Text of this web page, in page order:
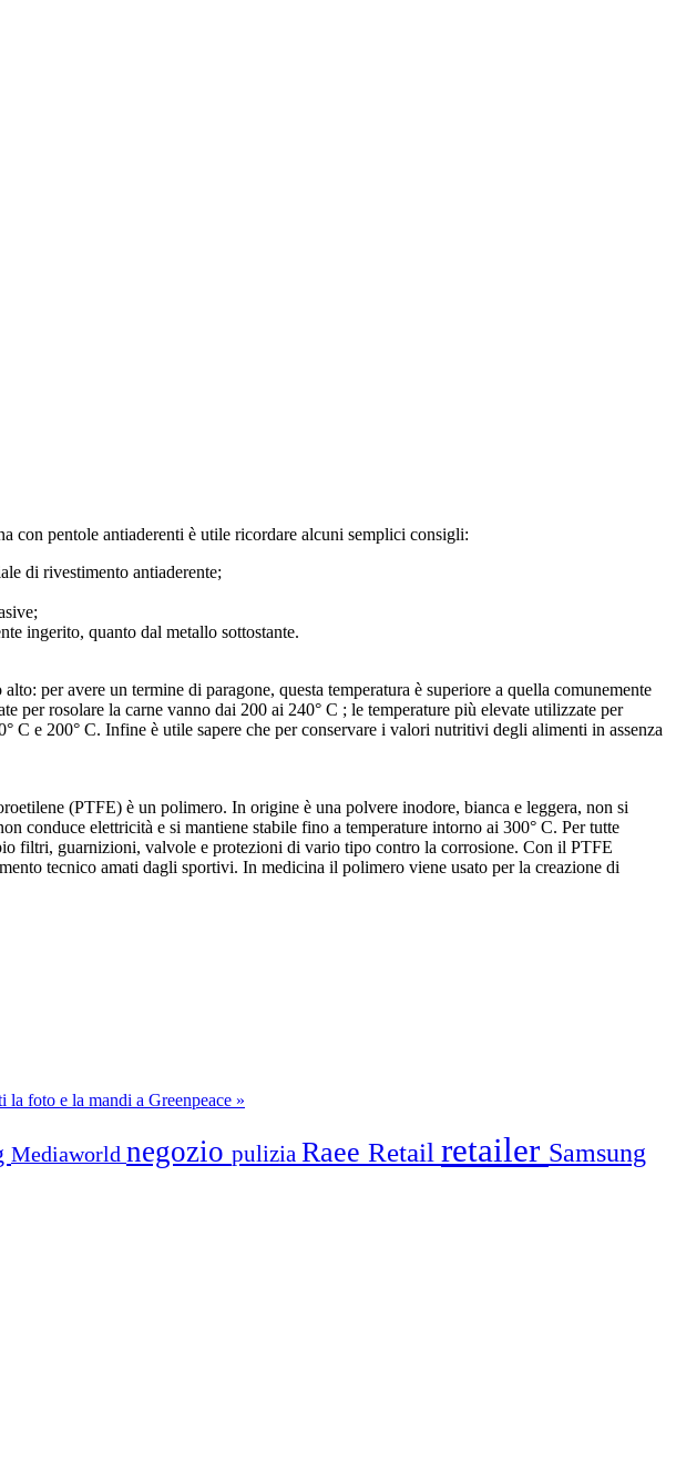
con pentole antiaderenti è utile ricordare alcuni semplici consigli:
di rivestimento antiaderente;
ingerito, quanto dal metallo sottostante.
per avere un termine di paragone, questa temperatura è superiore a quella comunemente
per rosolare la carne vanno dai 200 ai 240° C ; le temperature più elevate utilizzate per
e 200° C. Infine è utile sapere che per conservare i valori nutritivi degli alimenti in assenza
(PTFE) è un polimero. In origine è una polvere inodore, bianca e leggera, non si
conduce elettricità e si mantiene stabile fino a temperature intorno ai 300° C. Per tutte
filtri, guarnizioni, valvole e protezioni di vario tipo contro la corrosione. Con il PTFE
tecnico amati dagli sportivi. In medicina il polimero viene usato per la creazione di
la foto e la mandi a Greenpeace »
Mediaworld negozio pulizia Raee Retail retailer Samsung